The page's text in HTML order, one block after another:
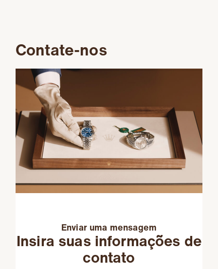
Contate-nos
Enviar uma mensagem
Insira suas informações de
contato